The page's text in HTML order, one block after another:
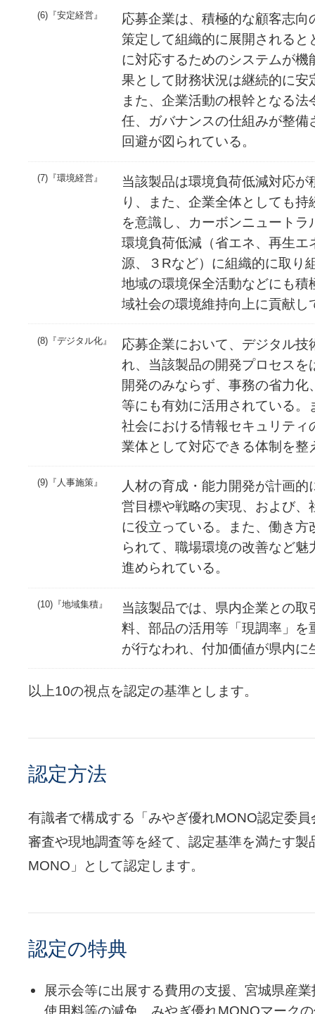
(6)『安定経営』
応募企業は、積極的な顧客志向
策定して組織的に展開されると
に対応するためのシステムが機
果として財務状況は継続的に安
また、企業活動の根幹となる法
任、ガバナンスの仕組みが整備
回避が図られている。
(7)『環境経営』
当該製品は環境負荷低減対応が
り、また、企業全体としても
を意識し、カーボンニュートラ
環境負荷低減（省エネ、再生エ
源、３Rなど）に組織的に取り
地域の環境保全活動などにも積
域社会の環境維持向上に貢献し
(8)『デジタル化』
応募企業において、デジタル技
れ、当該製品の開発プロセスを
開発のみならず、事務の省力化
等にも有効に活用されている。
社会における情報セキュリティ
業体として対応できる体制を整
(9)『人事施策』
人材の育成・能力開発が計画
営目標や戦略の実現、および、
に役立っている。また、働き方
られて、職場環境の改善など魅
進められている。
(10)『地域集積』
当該製品では、県内企業との取
料、部品の活用等「現調率」を
が行なわれ、付加価値が県内に
以上10の視点を認定の基準とします。
認定方法
有識者で構成する「みやぎ優れMONO認定委
審査や現地調査等を経て、認定基準を満たす製
MONO」として認定します。
認定の特典
展示会等に出展する費用の支援、宮城県産
使用料等の減免、みやぎ優れMONOマーク